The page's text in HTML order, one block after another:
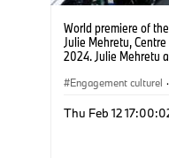
World premiere of
Julie Mehretu,
2024. Julie Mehretu
and responsible
Engagement culturel ·
Thu Feb 12